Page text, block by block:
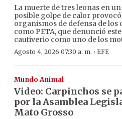
La muerte de tres leonas en
posible golpe de calor
organismos de defensa de los
como PETA, que denunció
cautiverio como uno de los
Agosto 4, 2026 07:30 a. m. · EFE
Mundo Animal
Video: Carpinchos se
por la Asamblea
Mato Grosso